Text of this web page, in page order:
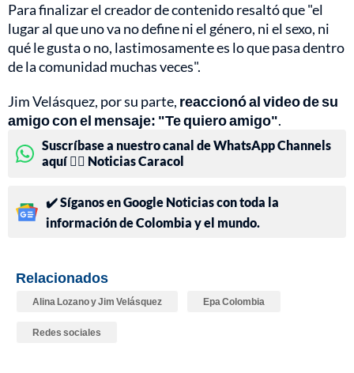
Para finalizar el creador de contenido resaltó que "el
lugar al que uno va no define ni el género, ni el sexo, ni
qué le gusta o no, lastimosamente es lo que pasa dentro
de la comunidad muchas veces".
Jim Velásquez, por su parte, reaccionó al video de su
amigo con el mensaje: "Te quiero amigo".
Suscríbase a nuestro canal de WhatsApp Channels
aquí 👉🏻 Noticias Caracol
✔️ Síganos en Google Noticias con toda la
información de Colombia y el mundo.
Relacionados
Alina Lozano y Jim Velásquez Epa Colombia
Redes sociales